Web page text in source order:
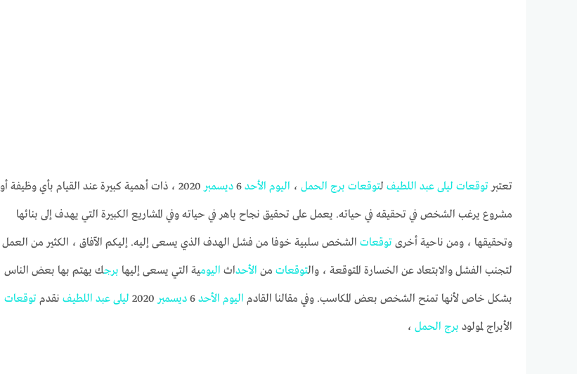
تعتبر توقعات ليلى عبد اللطيف لتوقعات برج الحمل ، اليوم الأحد ديسمبر
2020 ، ذات أهمية كبيرة عند القيام بأي وظيفة أو
مشروع يرغب الشخص في تحقيقه في حياته. يعمل على تحقيق نجاح باهر في حياته وفي المشاريع الكبيرة التي يهدف إلى بنائها
وتحقيقها ، ومن ناحية أخرى توقعات الشخص سلبية خوفا من فشل الهدف الذي يسعى إليه. إليكم الآفاق ، الكثير من العمل
لتجنب الفشل والابتعاد عن الخسارة المتوقعة ، والتوقعات من الأحداث اليومية التي يسعى إليها برجك يهتم بها بعض الناس
بشكل خاص لأنها تمنح الشخص بعض المكاسب. وفي مقالنا القادم اليوم الأحد ديسمبر ليلى عبد اللطيف نقدم توقعات
الأبراج لمولود برج الحمل ،